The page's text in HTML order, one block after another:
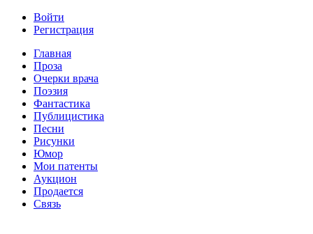
Войти
Регистрация
Главная
Проза
Очерки врача
Поэзия
Фантастика
Публицистика
Песни
Рисунки
Юмор
Мои патенты
Аукцион
Продается
Связь